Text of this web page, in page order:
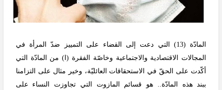
المادّة (13) التي دعت إلى القضاء على التمييز ضدّ المرأة في
المجالات الاقتصادية والاجتماعية وخاصّة الفقرة (ا) من المادّة التي
أكّدت على الحقّ في الاستحقاقات العائليّة، وخير مثال على التزامنا
ببند هذه المادّة.. هو قسائم المازوت التي تجاوزت النساء على